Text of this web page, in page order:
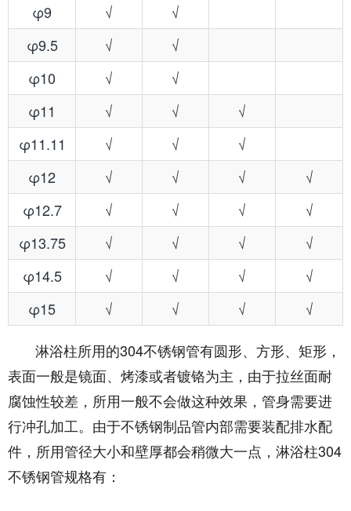
φ9
√
√
φ9.5
√
√
φ10
√
√
φ11
√ √
√
φ11.11
√ √
√
φ12
√ √ √
√
φ12.7
√ √ √
√
φ13.75
√ √ √
√
φ14.5
√ √ √
√
φ15
√ √ √ √
淋浴柱所用的304不锈钢管有圆形、方形、矩形，
表面一般是镜面、烤漆或者镀铬为主，由于拉丝面耐
腐蚀性较差，所用一般不会做这种效果，管身需要进
行冲孔加工。由于不锈钢制品管内部需要装配排水配
件，所用管径大小和壁厚都会稍微大一点，淋浴柱304
不锈钢管规格有：